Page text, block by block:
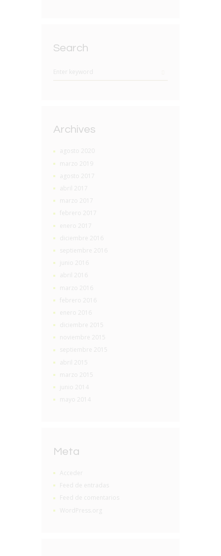
Search
Archives
agosto 2020
marzo 2019
agosto 2017
abril 2017
marzo 2017
febrero 2017
enero 2017
diciembre 2016
septiembre 2016
junio 2016
abril 2016
marzo 2016
febrero 2016
enero 2016
diciembre 2015
noviembre 2015
septiembre 2015
abril 2015
marzo 2015
junio 2014
mayo 2014
Meta
Acceder
Feed de entradas
Feed de comentarios
WordPress.org